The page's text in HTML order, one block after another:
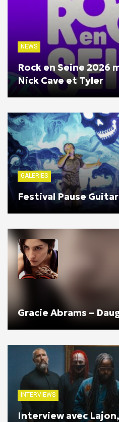
NEWS
Rock en Seine 2026
Nick Cave et Tyler
GALERIES
Festival Pause
Gracie Abrams –
INTERVIEWS
Interview avec